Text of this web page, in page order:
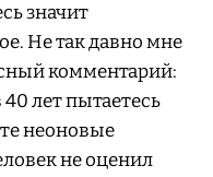
значит
Не так давно мне
комментарий:
лет пытаетесь
неоновые
не оценил